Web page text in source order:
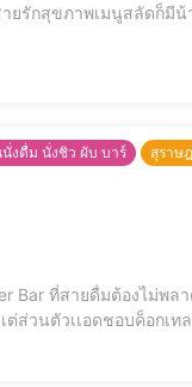
นั่งดื่ม นั่งชิว ผับ บาร์ สุราษ